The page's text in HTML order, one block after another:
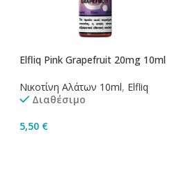
Elfliq Pink Grapefruit 20mg 10ml
Νικοτίνη Αλάτων 10ml, Elfliq
Διαθέσιμο
5,50 €